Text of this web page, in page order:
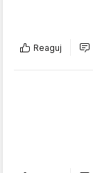
Reaguj